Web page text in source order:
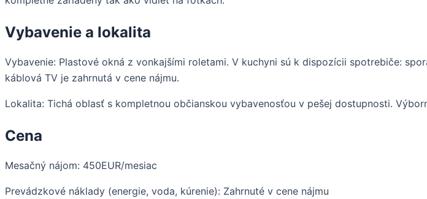
Vybavenie a lokalita
Vybavenie: Plastové okná z vonkajšími roletami. V kuchyni sú k dispozícii spotrebiče:
káblová TV je zahrnutá v cene nájmu.
Lokalita: Tichá oblasť s kompletnou občianskou vybavenosťou v pešej dostupnosti.
Cena
Mesačný nájom: 450EUR/mesiac
Prevádzkové náklady (energie, voda, kúrenie): Zahrnuté v cene nájmu